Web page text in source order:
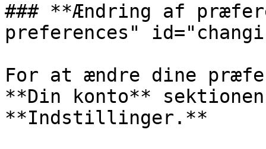
### **Ændring af
preferences"
For at ændre dine
**Din konto**
**Indstillinger.**